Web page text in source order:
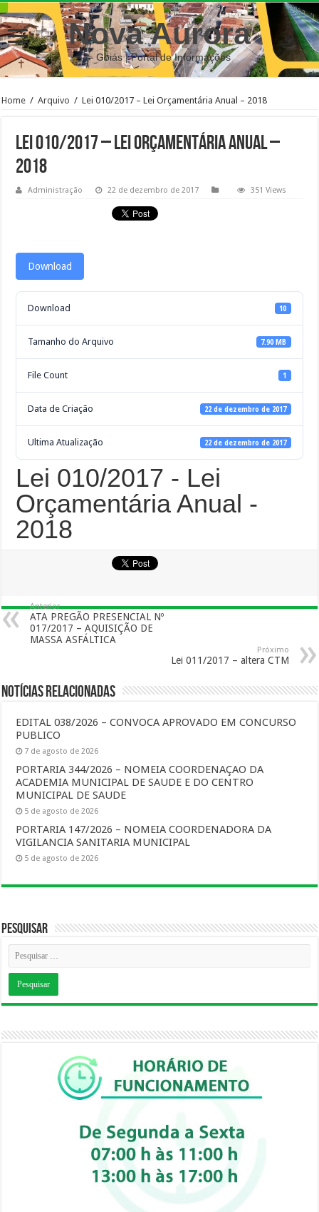
Nova Aurora
– Goiás | Portal de Informações
Home / Arquivo / Lei 010/2017 – Lei Orçamentária Anual – 2018
Lei 010/2017 – Lei Orçamentária Anual –
2018
Administração 22 de dezembro de 2017 351 Views
Download
Download 10
Tamanho do Arquivo 7.90 MB
File Count 1
Data de Criação 22 de dezembro de 2017
Ultima Atualização 22 de dezembro de 2017
Lei 010/2017 - Lei
Orçamentária Anual -
2018
Anterior
ATA PREGÃO PRESENCIAL Nº
017/2017 – AQUISIÇÃO DE
MASSA ASFÁLTICA
Próximo
Lei 011/2017 – altera CTM
Notícias Relacionadas
EDITAL 038/2026 – CONVOCA APROVADO EM CONCURSO
PUBLICO
7 de agosto de 2026
PORTARIA 344/2026 – NOMEIA COORDENAÇAO DA
ACADEMIA MUNICIPAL DE SAUDE E DO CENTRO
MUNICIPAL DE SAUDE
5 de agosto de 2026
PORTARIA 147/2026 – NOMEIA COORDENADORA DA
VIGILANCIA SANITARIA MUNICIPAL
5 de agosto de 2026
Pesquisar